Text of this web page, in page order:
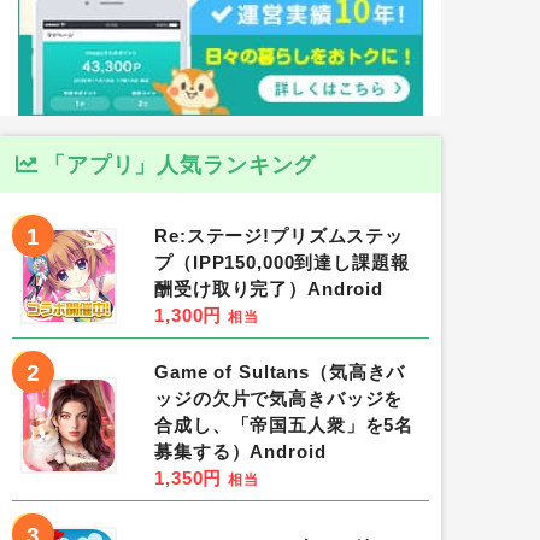
「アプリ」人気ランキング
1
Re:ステージ!プリズムステッ
プ（IPP150,000到達し課題報
酬受け取り完了）Android
1,300円 相当
2
Game of Sultans（気高きバ
ッジの欠片で気高きバッジを
合成し、「帝国五人衆」を5名
募集する）Android
1,350円 相当